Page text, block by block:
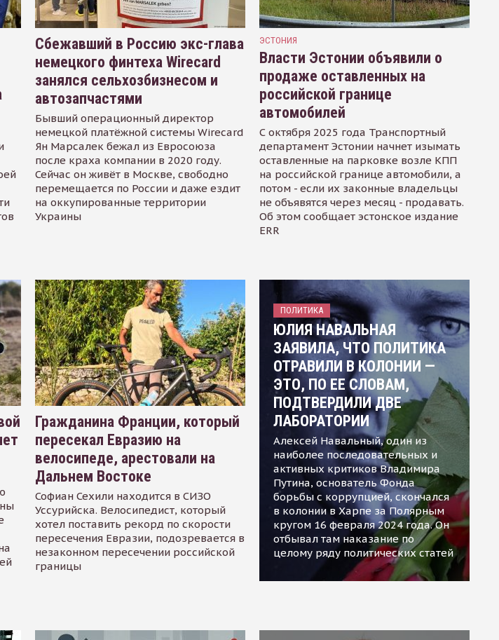
Сбежавший в Россию экс-глава
немецкого финтеха Wirecard
занялся сельхозбизнесом и
автозапчастями
Бывший операционный директор
немецкой платёжной системы Wirecard
Ян Марсалек бежал из Евросоюза
после краха компании в 2020 году.
Сейчас он живёт в Москве, свободно
перемещается по России и даже ездит
на оккупированные территории
Украины
ЭСТОНИЯ
Власти Эстонии объявили о
продаже оставленных на
российской границе
автомобилей
С октября 2025 года Транспортный
департамент Эстонии начнет изымать
оставленные на парковке возле КПП
на российской границе автомобили, а
потом - если их законные владельцы
не объявятся через месяц - продавать.
Об этом сообщает эстонское издание
ERR
Гражданина Франции, который
пересекал Евразию на
велосипеде, арестовали на
Дальнем Востоке
Софиан Сехили находится в СИЗО
Уссурийска. Велосипедист, который
хотел поставить рекорд по скорости
пересечения Евразии, подозревается в
незаконном пересечении российской
границы
ПОЛИТИКА
ЮЛИЯ НАВАЛЬНАЯ
ЗАЯВИЛА, ЧТО ПОЛИТИКА
ОТРАВИЛИ В КОЛОНИИ —
ЭТО, ПО ЕЕ СЛОВАМ,
ПОДТВЕРДИЛИ ДВЕ
ЛАБОРАТОРИИ
Алексей Навальный, один из
наиболее последовательных и
активных критиков Владимира
Путина, основатель Фонда
борьбы с коррупцией, скончался
в колонии в Харпе за Полярным
кругом 16 февраля 2024 года. Он
отбывал там наказание по
целому ряду политических статей